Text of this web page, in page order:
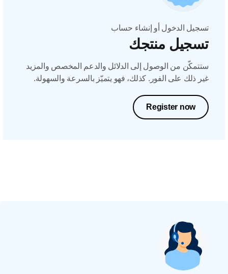
تسجيل الدخول أو إنشاء حساب
تسجيل منتجك
ستتمكّن من الوصول إلى الدلائل والدعم المخصص والمزيد
غير ذلك على الفور. كذلك، فهو يتميّز بالسرعة والسهولة.
Register now